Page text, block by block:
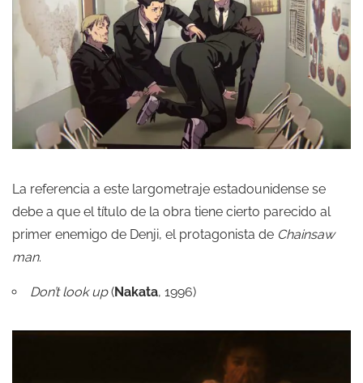
La referencia a este largometraje estadounidense se
debe a que el título de la obra tiene cierto parecido al
primer enemigo de Denji, el protagonista de Chainsaw
man.
Don’t look up(Nakata, 1996)